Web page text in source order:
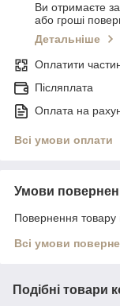
Ви отримаєте
або гроші
Детальніше
Оплатити
Післяплата
Оплата на
Всі умови оплати
Умови
Повернення товару
Всі умови
Подібні товари